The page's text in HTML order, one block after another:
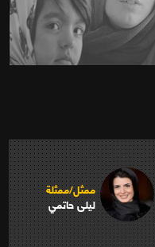
ممثل/ممثلة
ليلى حاتمي